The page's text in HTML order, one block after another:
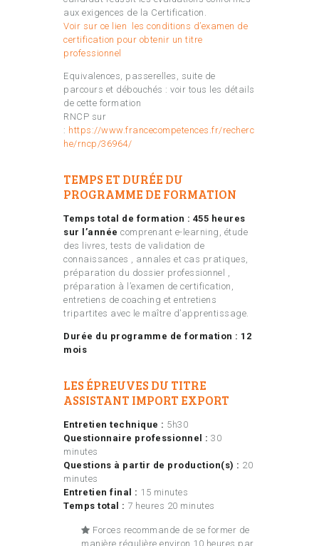
aux exigences de la Certification.
Voir sur ce lien les conditions d’examen de
certification pour obtenir un titre
professionnel
Equivalences, passerelles, suite de
parcours et débouchés : voir tous les détails
de cette formation
RNCP sur
: https://www.francecompetences.fr/recherc
he/rncp/36964/
TEMPS ET DURÉE DU
PROGRAMME DE FORMATION
Temps total de formation : 455 heures
sur l’année comprenant e-learning, étude
des livres, tests de validation de
connaissances , annales et cas pratiques,
préparation du dossier professionnel ,
préparation à l’examen de certification,
entretiens de coaching et entretiens
tripartites avec le maître d’apprentissage.
Durée du programme de formation : 12
mois
LES ÉPREUVES DU TITRE
ASSISTANT IMPORT EXPORT
Entretien technique : 5h30
Questionnaire professionnel : 30
minutes
Questions à partir de production(s) : 20
minutes
Entretien final : 15 minutes
Temps total : 7 heures 20 minutes
Forces recommande de se former de
manière régulière environ 10 heures par